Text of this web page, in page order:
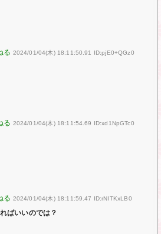
2024/01/04(木) 18:11:50.91 ID:pjE0+QGz0
2024/01/04(木) 18:11:54.69 ID:xd1NpGTc0
2024/01/04(木) 18:11:59.47 ID:rNITKxLB0
ばいいのでは？